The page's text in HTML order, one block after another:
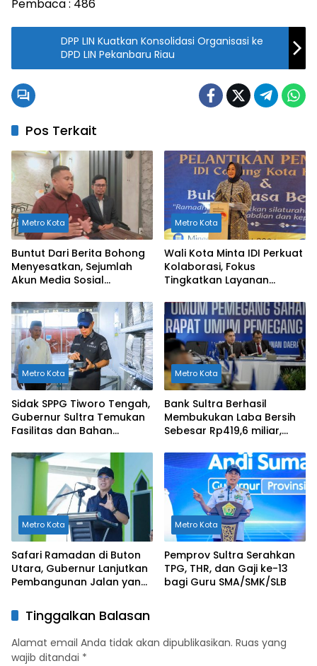
Pembaca : 486
DPP LIN Kuatkan Konsolidasi Organisasi ke
DPD LIN Pekanbaru Riau
Pos Terkait
Metro Kota
Buntut Dari Berita Bohong
Menyesatkan, Sejumlah
Akun Media Sosial
Metro Kota
Wali Kota Minta IDI Perkuat
Kolaborasi, Fokus
Tingkatkan Layanan
Metro Kota
Sidak SPPG Tiworo Tengah,
Gubernur Sultra Temukan
Fasilitas dan Bahan
Standar
Metro Kota
Bank Sultra Berhasil
Membukukan Laba Bersih
Sebesar Rp419,6 miliar,
Capaian Tahun 2024
Metro Kota
Safari Ramadan di Buton
Utara, Gubernur Lanjutkan
Pembangunan Jalan yang
Metro Kota
Pemprov Sultra Serahkan
TPG, THR, dan Gaji ke-13
bagi Guru SMA/SMK/SLB
Tinggalkan Balasan
Alamat email Anda tidak akan dipublikasikan. Ruas yang
wajib ditandai *